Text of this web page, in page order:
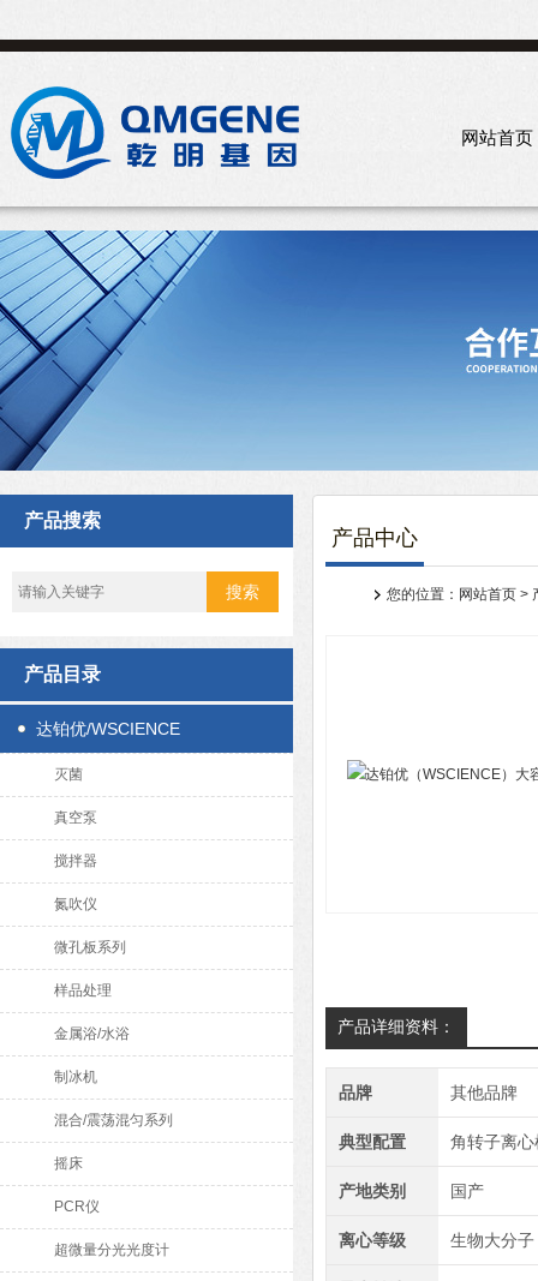
网站首页
产品搜索
产品目录
达铂优/WSCIENCE
灭菌
真空泵
搅拌器
氮吹仪
微孔板系列
样品处理
金属浴/水浴
制冰机
混合/震荡混匀系列
摇床
PCR仪
超微量分光光度计
产品中心
您的位置： 网站首页 >
产品详细资料：
品牌 其他品牌
典型配置 角转子离
产地类别 国产
离心等级 生物大分子